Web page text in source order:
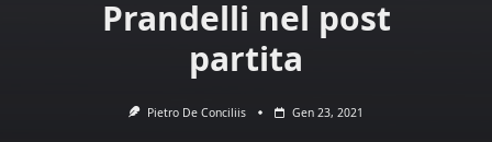
Prandelli nel post
partita
Pietro De Conciliis Gen 23, 2021